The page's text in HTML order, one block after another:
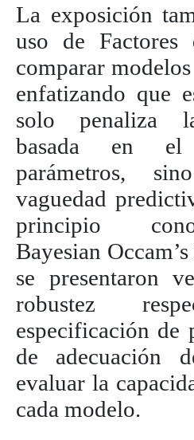
La exposición
uso de Factores
comparar
enfatizando que
solo penaliza
basada en
parámetros,
vaguedad
principio
Bayesian
se presentaron
robustez
especificación de
de adecuación
evaluar la
cada modelo.